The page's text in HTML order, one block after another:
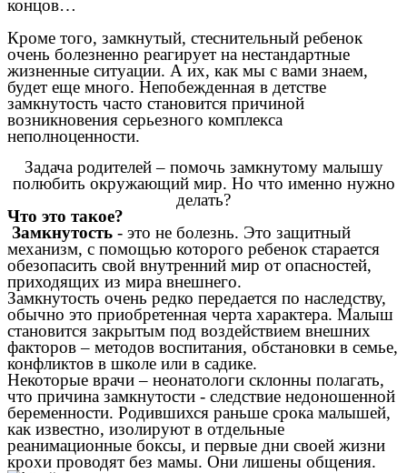
концов…
Кроме того, замкнутый, стеснительный ребенок
очень болезненно реагирует на нестандартные
жизненные ситуации. А их, как мы с вами знаем,
будет еще много. Непобежденная в детстве
замкнутость часто становится причиной
возникновения серьезного комплекса
неполноценности.
Задача родителей – помочь замкнутому малышу
полюбить окружающий мир. Но что именно нужно
делать?
Что это такое?
Замкнутость - это не болезнь. Это защитный
механизм, с помощью которого ребенок старается
обезопасить свой внутренний мир от опасностей,
приходящих из мира внешнего.
Замкнутость очень редко передается по наследству,
обычно это приобретенная черта характера. Малыш
становится закрытым под воздействием внешних
факторов – методов воспитания, обстановки в семье,
конфликтов в школе или в садике.
Некоторые врачи – неонатологи склонны полагать,
что причина замкнутости - следствие недоношенной
беременности. Родившихся раньше срока малышей,
как известно, изолируют в отдельные
реанимационные боксы, и первые дни своей жизни
крохи проводят без мамы. Они лишены общения.